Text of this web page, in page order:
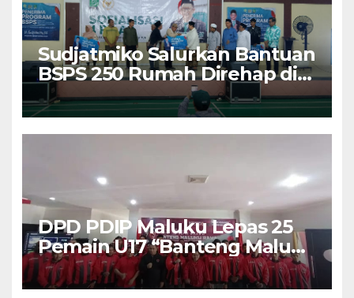
Sudjatmiko Salurkan Bantuan
BSPS 250 Rumah Direhap di
Depok
DPD PDIP Maluku Lepas 25
Pemain U17 “Banteng Maluku
Raya” ke Sokerano Cup di
Jawa Timur